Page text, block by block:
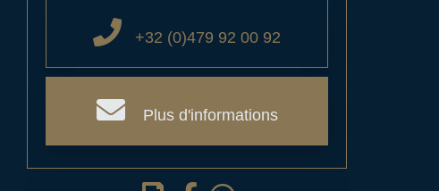
+32 (0)479 92 00 92
Plus d'informations